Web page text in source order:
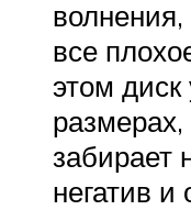
все
этом диск
забирает
негатив